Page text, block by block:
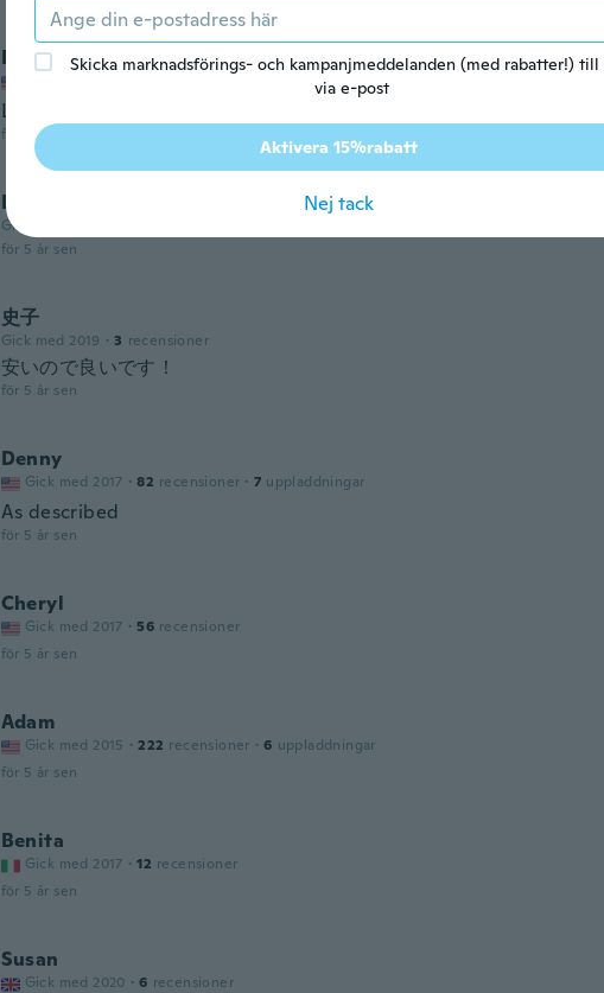
Raymond
uppladdningar
Looks good
för 5 år sen
Ducarmel
Gick med 2018
för 5 år sen
史子
Gick med 2019 · 3 recensioner
安いので良いです！
för 5 år sen
Denny
Gick med 2017 · 82 recensioner · 7 uppladdningar
As described
för 5 år sen
Cheryl
Gick med 2017 · 56 recensioner
för 5 år sen
Adam
Gick med 2015 · 222 recensioner · 6 uppladdningar
för 5 år sen
Benita
Gick med 2017 · 12 recensioner
för 5 år sen
Susan
Gick med 2020 · 6 recensioner
Skicka marknadsförings- och kampanjmeddelanden (med rabatter!)
via e-post
Aktivera 15%rabatt
Nej tack